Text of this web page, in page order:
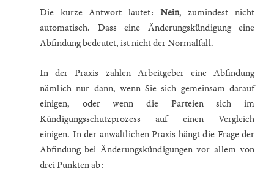
Die kurze Antwort lautet: Nein, zumindest nicht
automatisch. Dass eine Änderungskündigung eine
Abfindung bedeutet, ist nicht der Normalfall.
In der Praxis zahlen Arbeitgeber eine Abfindung
nämlich nur dann, wenn Sie sich gemeinsam darauf
einigen, oder wenn die Parteien sich im
Kündigungsschutzprozess auf einen Vergleich
einigen. In der anwaltlichen Praxis hängt die Frage der
Abfindung bei Änderungskündigungen vor allem von
drei Punkten ab: